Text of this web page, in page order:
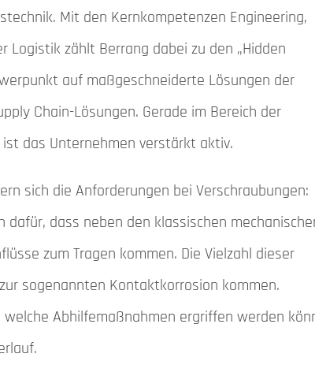
Mit den Kernkompetenzen Engineering,
zählt Berrang dabei zu den „Hidden
auf maßgeschneiderte Lösungen der
Chain-Lösungen. Gerade im Bereich der
das Unternehmen verstärkt aktiv.
sich die Anforderungen bei Verschraubungen:
dass neben den klassischen
zum Tragen kommen. Die Vielzahl dieser
sogenannten Kontaktkorrosion kommen.
Abhilfemaßnahmen ergriffen werden